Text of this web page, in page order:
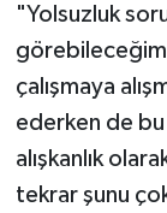
"Yolsuzluk
çalışmaya
ederken de bu
alışkanlık
tekrar şunu